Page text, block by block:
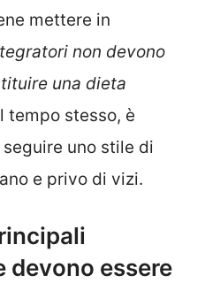
mettere in
non devono
una dieta
tempo stesso, è
uno stile di
e privo di vizi.
devono essere